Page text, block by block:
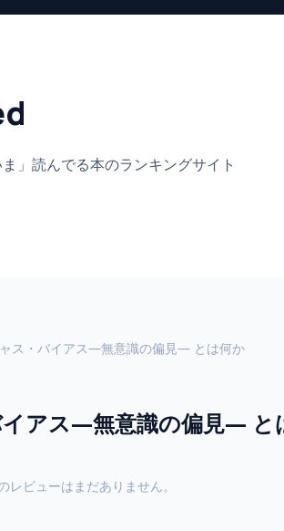
」 読んでる本のランキングサイト
ス・バイアス―無意識の偏見― とは何か
アス―無意識の偏見― と
レビューはまだありません。